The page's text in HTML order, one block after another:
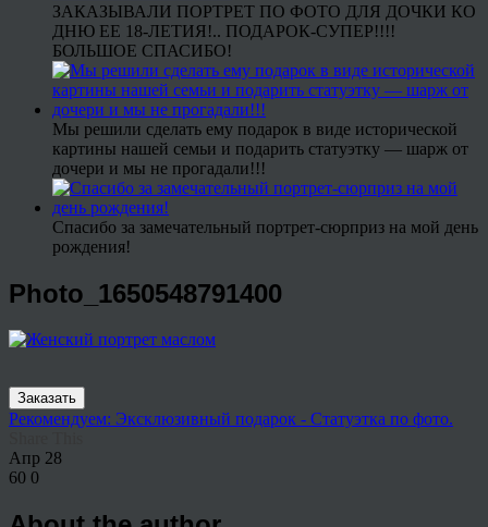
ЗАКАЗЫВАЛИ ПОРТРЕТ ПО ФОТО ДЛЯ ДОЧКИ КО
ДНЮ ЕЕ 18-ЛЕТИЯ!.. ПОДАРОК-СУПЕР!!!!
БОЛЬШОЕ СПАСИБО!
Мы решили сделать ему подарок в виде исторической
картины нашей семьи и подарить статуэтку — шарж от
дочери и мы не прогадали!!!
Спасибо за замечательный портрет-сюрприз на мой день
рождения!
Photo_1650548791400
Заказать
Рекомендуем: Эксклюзивный подарок - Статуэтка по фото.
Апр 28
60 0